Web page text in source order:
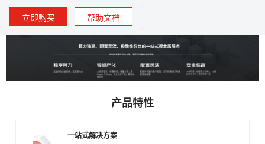
立即购买 帮助文档
产品特性
一站式解决方案